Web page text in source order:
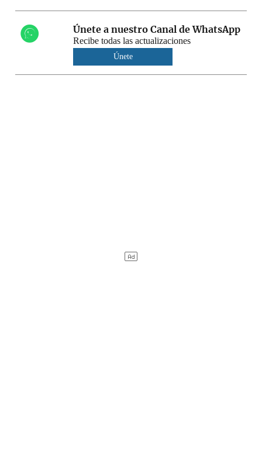
Únete a nuestro Canal de WhatsApp
Recibe todas las actualizaciones
Únete